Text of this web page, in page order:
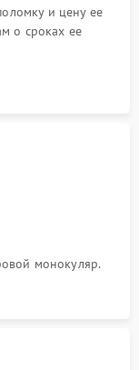
и цену ее
о сроках ее
монокуляр.